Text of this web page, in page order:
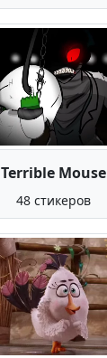
Terrible Mouse
48 стикеров